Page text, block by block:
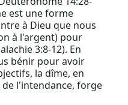
est une forme
à Dieu que nous
à l'argent) pour
3:8-12). En
bénir pour avoir
la dîme, en
l'intendance, forge